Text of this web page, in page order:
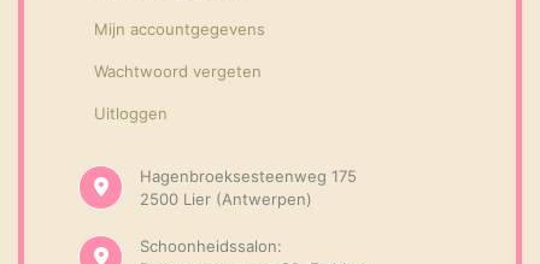
Mijn accountgegevens
Wachtwoord vergeten
Uitloggen
Hagenbroeksesteenweg 175
2500 Lier (Antwerpen)
Schoonheidssalon: